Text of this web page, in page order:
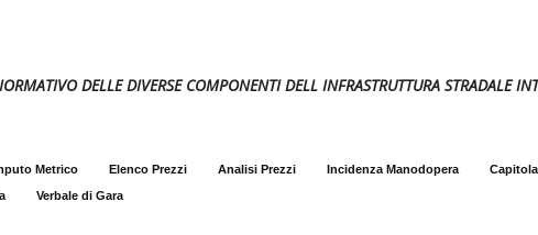
DELLE DIVERSE COMPONENTI DELL INFRASTRUTTURA STRADALE
Metrico Elenco Prezzi Analisi Prezzi Incidenza Manodopera
Verbale di Gara